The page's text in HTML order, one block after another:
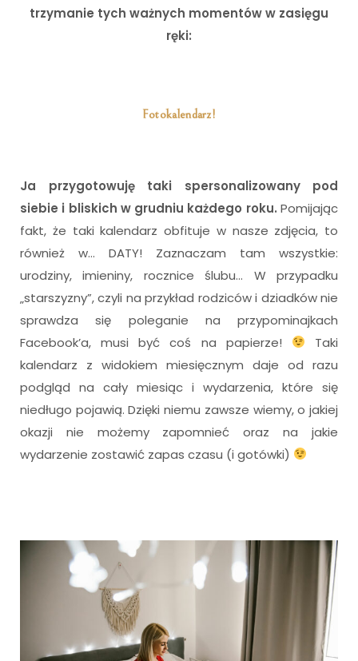
trzymanie tych ważnych momentów w zasięgu
ręki:
Fotokalendarz!
Ja przygotowuję taki spersonalizowany pod
siebie i bliskich w grudniu każdego roku. Pomijając
fakt, że taki kalendarz obfituje w nasze zdjęcia, to
również w… DATY! Zaznaczam tam wszystkie:
urodziny, imieniny, rocznice ślubu… W przypadku
„starszyzny”, czyli na przykład rodziców i dziadków nie
sprawdza się poleganie na przypominajkach
Facebook’a, musi być coś na papierze!
Taki
kalendarz z widokiem miesięcznym daje od razu
podgląd na cały miesiąc i wydarzenia, które się
niedługo pojawią. Dzięki niemu zawsze wiemy, o jakiej
okazji nie możemy zapomnieć oraz na jakie
wydarzenie zostawić zapas czasu (i gotówki)